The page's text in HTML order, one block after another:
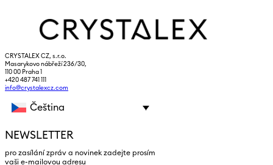
CRYSTALEX CZ, s.r.o.
Masarykovo nábřeží 236/30,
110 00 Praha 1
+420 487 741 111
info@crystalexcz.com
Čeština
NEWSLETTER
pro zasílání zpráv a novinek zadejte prosím
vaši e-mailovou adresu